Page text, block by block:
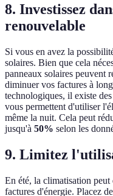
8. Investissez
renouvelable
Si vous en avez la
solaires. Bien que cela
panneaux solaires peuvent
diminuer vos factures à
technologiques, il existe
vous permettent d'utiliser
même la nuit. Cela peut
jusqu'à 50% selon les
9. Limitez
En été, la climatisation
factures d'énergie. Placez